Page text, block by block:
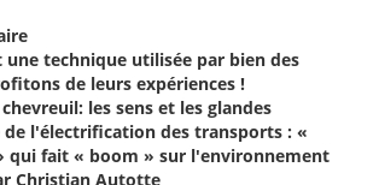
une technique utilisée par bien des
de leurs expériences !
les sens et les glandes
de l'électrification des transports : «
qui fait « boom » sur l'environnement
Christian Autotte